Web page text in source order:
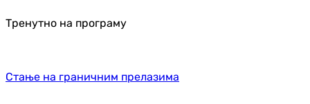
Тренутно на програму
Стање на граничним прелазима